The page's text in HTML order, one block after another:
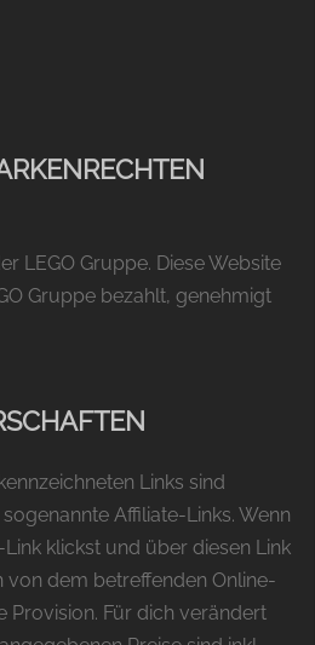
LEGO Gruppe. Diese Website
Gruppe bezahlt, genehmigt
Links sind
Affiliate-Links. Wenn
klickst und über diesen Link
dem betreffenden Online-
Provision. Für dich verändert